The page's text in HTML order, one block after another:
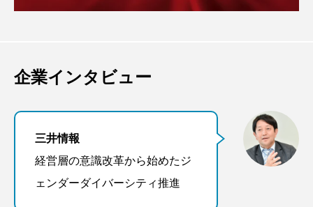
企業インタビュー
三井情報
経営層の意識改革から始めたジ
ェンダーダイバーシティ推進